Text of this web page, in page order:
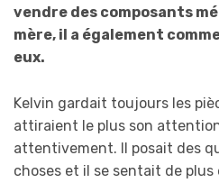
vendre des composants
mère, il a également
eux.
Kelvin gardait toujours les
attiraient le plus son
attentivement. Il posait des
choses et il se sentait de